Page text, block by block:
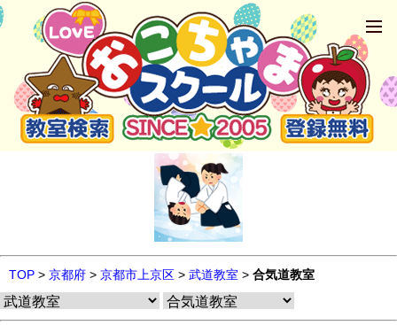
TOP > 京都府 > 京都市上京区 > 武道教室 > 合気道教室